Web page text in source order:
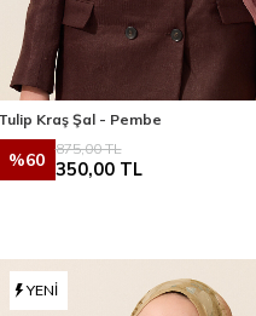
Tulip Kraş Şal - Pembe
%60
875,00TL
350,00TL
YENI